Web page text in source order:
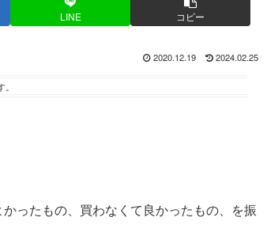
LINE コピー
2020.12.19 2024.02.25
ったもの、買わなくて良かったもの、を振